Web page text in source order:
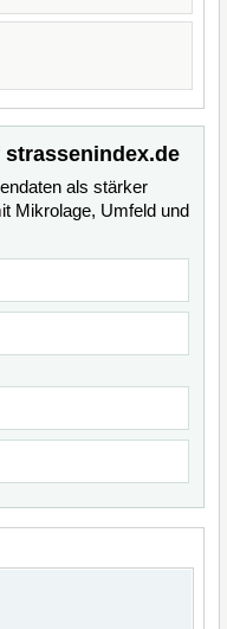
als stärker
Mikrolage, Umfeld und